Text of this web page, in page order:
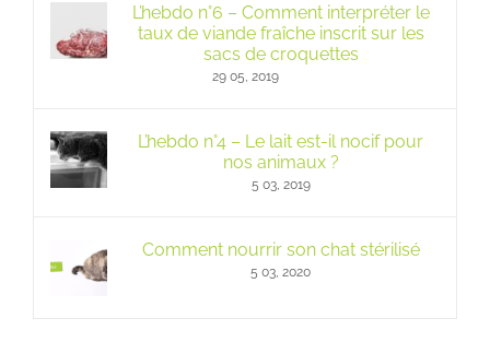
L’hebdo n°6 – Comment interpréter le
taux de viande fraîche inscrit sur les
sacs de croquettes
29 05, 2019
L’hebdo n°4 – Le lait est-il nocif pour
nos animaux ?
5 03, 2019
Comment nourrir son chat stérilisé
5 03, 2020